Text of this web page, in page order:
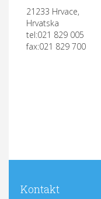
21233 Hrvace,
Hrvatska
tel:021 829 005
fax:021 829 700
Kontakt